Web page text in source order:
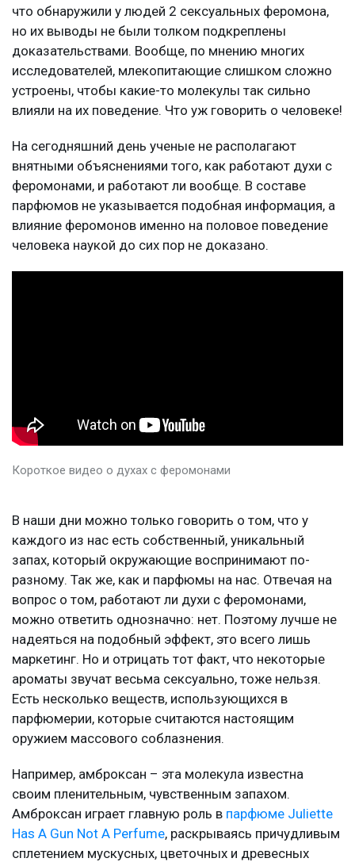
что обнаружили у людей 2 сексуальных феромона,
но их выводы не были толком подкреплены
доказательствами. Вообще, по мнению многих
исследователей, млекопитающие слишком сложно
устроены, чтобы какие-то молекулы так сильно
влияли на их поведение. Что уж говорить о человеке!
На сегодняшний день ученые не располагают
внятными объяснениями того, как работают духи с
феромонами, и работают ли вообще. В составе
парфюмов не указывается подобная информация, а
влияние феромонов именно на половое поведение
человека наукой до сих пор не доказано.
Короткое видео о духах с феромонами
В наши дни можно только говорить о том, что у
каждого из нас есть собственный, уникальный
запах, который окружающие воспринимают по-
разному. Так же, как и парфюмы на нас. Отвечая на
вопрос о том, работают ли духи с феромонами,
можно ответить однозначно: нет. Поэтому лучше не
надеяться на подобный эффект, это всего лишь
маркетинг. Но и отрицать тот факт, что некоторые
ароматы звучат весьма сексуально, тоже нельзя.
Есть несколько веществ, использующихся в
парфюмерии, которые считаются настоящим
оружием массового соблазнения.
Например, амброксан – эта молекула известна
своим пленительным, чувственным запахом.
Амброксан играет главную роль в парфюме Juliette
Has A Gun Not A Perfume, раскрываясь причудливым
сплетением мускусных, цветочных и древесных